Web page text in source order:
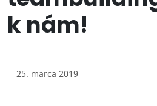
k nám!
25. marca 2019